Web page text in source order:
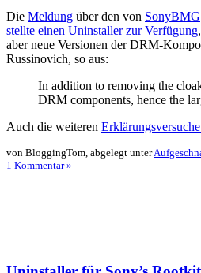
Die Meldung über den von SonyBMG
stellte einen Uninstaller zur Verfügung
aber neue Versionen der DRM-
Russinovich, so aus:
In addition to removing the
DRM components, hence the
Auch die weiteren
von BloggingTom, abgelegt unter
1 Kommentar »